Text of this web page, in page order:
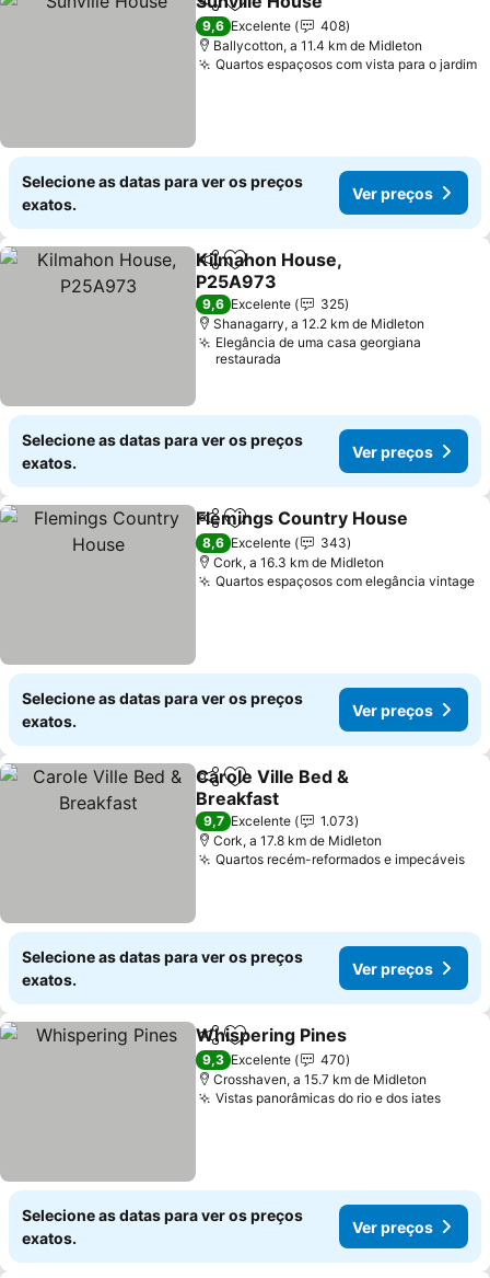
PartilharAdicionar aos favoritos
9,6 Excelente
408
Ballycotton, a 11.4 km de Midleton
Quartos espaçosos com vista para o jardim
Selecione as datas para ver os preços
exatos.
Ver preços
PartilharAdicionar aos favoritos
Kilmahon House,
P25A973
Ver preços
9,6 Excelente
325
Shanagarry, a 12.2 km de Midleton
Elegância de uma casa georgiana
restaurada
Selecione as datas para ver os preços
exatos.
Ver preços
PartilharAdicionar aos favoritos
Flemings Country House
8,6 Excelente
343
Cork, a 16.3 km de Midleton
Quartos espaçosos com elegância vintage
Selecione as datas para ver os preços
exatos.
Ver preços
PartilharAdicionar aos favoritos
Carole Ville Bed &
Breakfast
Ver preços
9,7 Excelente
1.073
Cork, a 17.8 km de Midleton
Quartos recém-reformados e impecáveis
Selecione as datas para ver os preços
exatos.
Ver preços
PartilharAdicionar aos favoritos
Whispering Pines
9,3 Excelente
470
Crosshaven, a 15.7 km de Midleton
Vistas panorâmicas do rio e dos iatesVer
Selecione as datas para ver os preços
exatos.
Ver preços